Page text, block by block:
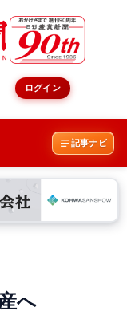
ログイン
記事ナビ
へ